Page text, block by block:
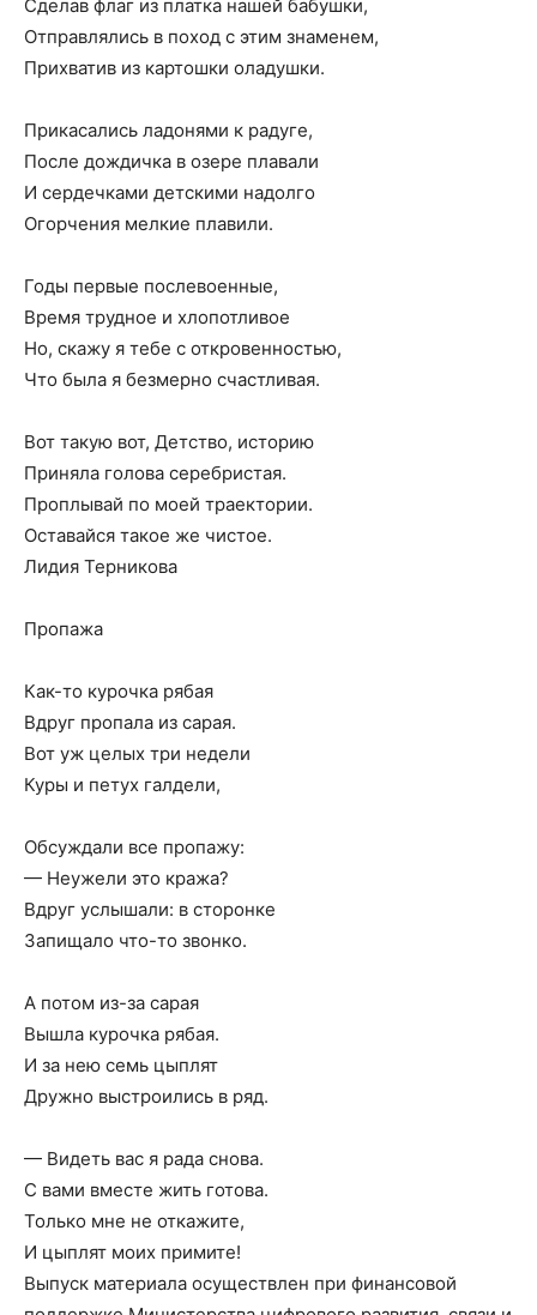
Сделав флаг из платка нашей бабушки,
Отправлялись в поход с этим знаменем,
Прихватив из картошки оладушки.
Прикасались ладонями к радуге,
После дождичка в озере плавали
И сердечками детскими надолго
Огорчения мелкие плавили.
Годы первые послевоенные,
Время трудное и хлопотливое
Но, скажу я тебе с откровенностью,
Что была я безмерно счастливая.
Вот такую вот, Детство, историю
Приняла голова серебристая.
Проплывай по моей траектории.
Оставайся такое же чистое.
Лидия Терникова
Пропажа
Как-то курочка рябая
Вдруг пропала из сарая.
Вот уж целых три недели
Куры и петух галдели,
Обсуждали все пропажу:
— Неужели это кража?
Вдруг услышали: в сторонке
Запищало что-то звонко.
А потом из-за сарая
Вышла курочка рябая.
И за нею семь цыплят
Дружно выстроились в ряд.
— Видеть вас я рада снова.
С вами вместе жить готова.
Только мне не откажите,
И цыплят моих примите!
Выпуск материала осуществлен при финансовой